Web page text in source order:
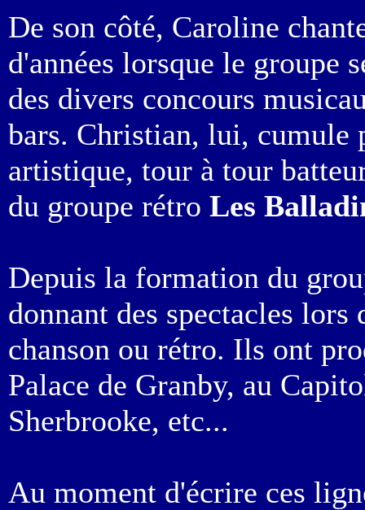
De son côté, Caroline
d'années lorsque le groupe
des divers concours
bars. Christian, lui, cumule
artistique, tour à tour
du groupe rétro Les
Depuis la formation du
donnant des spectacles
chanson ou rétro. Ils ont
Palace de Granby, au
Sherbrooke, etc...
Au moment d'écrire ces